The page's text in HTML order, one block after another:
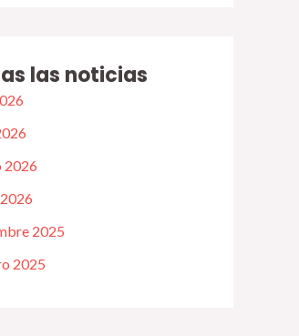
las noticias
2026
2025
2025